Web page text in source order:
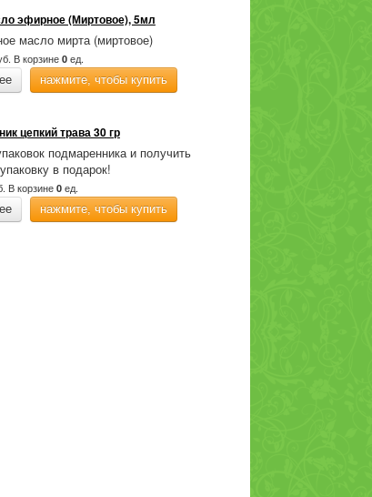
эфирное (Миртовое), 5мл
масло мирта (миртовое)
В корзине 0ед.
нажмите, чтобы купить
цепкий трава 30 гр
подмаренника и получить
в подарок!
В корзине 0ед.
нажмите, чтобы купить